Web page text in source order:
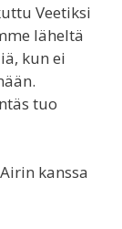
Veetiksi
läheltä
kun ei
tuo
kanssa